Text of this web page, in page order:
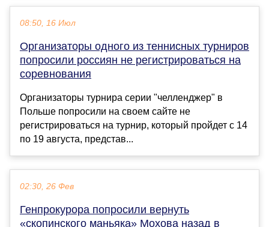
08:50, 16 Июл
Организаторы одного из теннисных турниров
попросили россиян не регистрироваться на
соревнования
Организаторы турнира серии "челленджер" в
Польше попросили на своем сайте не
регистрироваться на турнир, который пройдет с 14
по 19 августа, представ...
02:30, 26 Фев
Генпрокурора попросили вернуть
«скопинского маньяка» Мохова назад в